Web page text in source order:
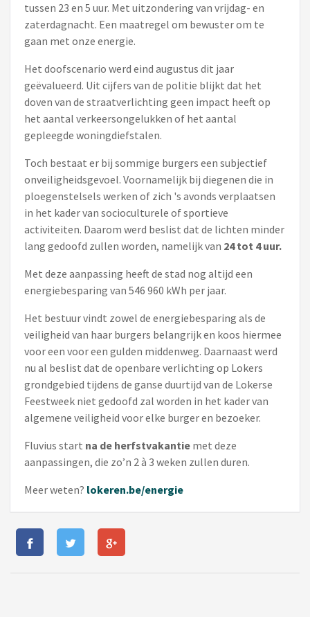
tussen 23 en 5 uur. Met uitzondering van vrijdag- en
zaterdagnacht. Een maatregel om bewuster om te
gaan met onze energie.
Het doofscenario werd eind augustus dit jaar
geëvalueerd. Uit cijfers van de politie blijkt dat het
doven van de straatverlichting geen impact heeft op
het aantal verkeersongelukken of het aantal
gepleegde woningdiefstalen.
Toch bestaat er bij sommige burgers een subjectief
onveiligheidsgevoel. Voornamelijk bij diegenen die in
ploegenstelsels werken of zich 's avonds verplaatsen
in het kader van socioculturele of sportieve
activiteiten. Daarom werd beslist dat de lichten minder
lang gedoofd zullen worden, namelijk van 24 tot 4 uur.
Met deze aanpassing heeft de stad nog altijd een
energiebesparing van 546 960 kWh per jaar.
Het bestuur vindt zowel de energiebesparing als de
veiligheid van haar burgers belangrijk en koos hiermee
voor een voor een gulden middenweg. Daarnaast werd
nu al beslist dat de openbare verlichting op Lokers
grondgebied tijdens de ganse duurtijd van de Lokerse
Feestweek niet gedoofd zal worden in het kader van
algemene veiligheid voor elke burger en bezoeker.
Fluvius start na de herfstvakantie met deze
aanpassingen, die zo’n 2 à 3 weken zullen duren.
Meer weten? lokeren.be/energie